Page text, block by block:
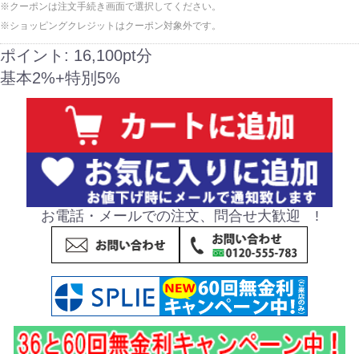
※クーポンは注文手続き画面で選択してください。
※ショッピングクレジットはクーポン対象外です。
ポイント: 16,100pt分
基本2%+特別5%
お電話・メールでの注文、問合せ大歓迎 !